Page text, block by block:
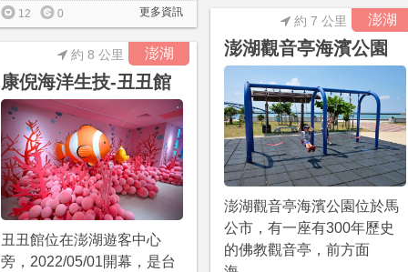
更多資訊
12 0 澎湖
澎湖觀音亭海濱公園
約 7 公里
澎湖觀音亭海濱公園位於馬
公市，有一座有300年歷史
的佛教觀音亭，前方面
澎湖
康倪海洋生技-丑丑館
約 8 公里
丑丑館位在澎湖遊客中心
旁，2022/05/01開幕，是台